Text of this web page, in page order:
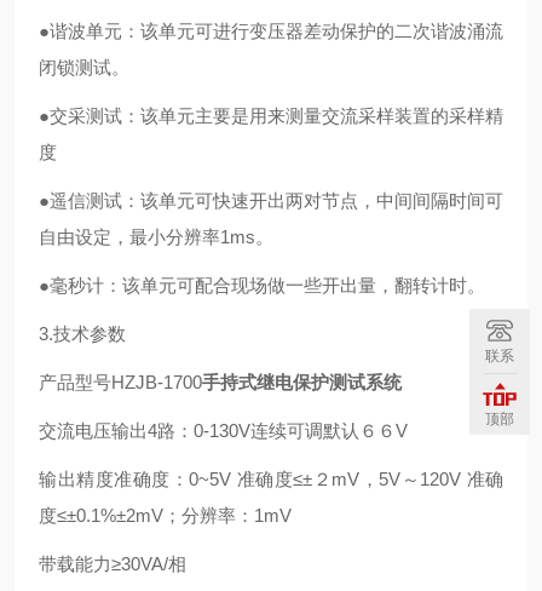
●谐波单元：该单元可进行变压器差动保护的二次谐波涌流
闭锁测试。
●交采测试：该单元主要是用来测量交流采样装置的采样精
度
●遥信测试：该单元可快速开出两对节点，中间间隔时间可
自由设定，最小分辨率1ms。
●毫秒计：该单元可配合现场做一些开出量，翻转计时。
3.技术参数
产品型号HZJB-1700手持式继电保护测试系统
交流电压输出4路：0-130V连续可调默认６６V
输出精度准确度：0~5V 准确度≤±２mV，5V～120V 准确
度≤±0.1%±2mV；分辨率：1mV
带载能力≥30VA/相
联系
顶部